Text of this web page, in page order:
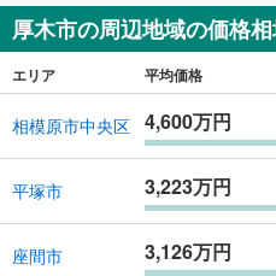
厚木市の周辺地域の価格
エリア 平均価格
相模原市中央区 4,600万円
平塚市 3,223万円
座間市 3,126万円